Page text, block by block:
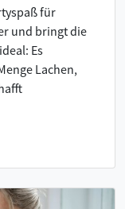
für
und bringt die
Es
Lachen,